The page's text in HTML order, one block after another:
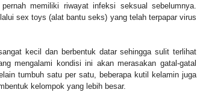
memiliki riwayat infeksi seksual sebelumnya.
sex toys (alat bantu seks) yang telah terpapar virus
kecil dan berbentuk datar sehingga sulit terlihat
mengalami kondisi ini akan merasakan gatal-gatal
tumbuh satu per satu, beberapa kutil kelamin juga
kelompok yang lebih besar.